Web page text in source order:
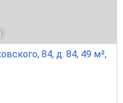
84, д. 84, 49 м²,